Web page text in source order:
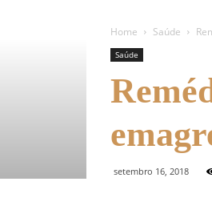
Home Saúde
Saúde
setembro 16, 2018